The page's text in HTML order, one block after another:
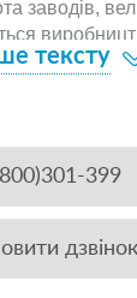
заводів,
неможлива
очищення, що
тексту
399
дзвінок